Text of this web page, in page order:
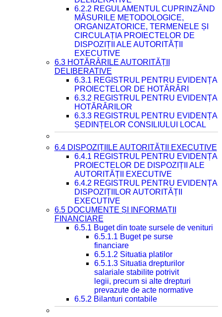
6.2.2 REGULAMENTUL CUPRINZÂND
MĂSURILE METODOLOGICE,
ORGANIZATORICE, TERMENELE ȘI
CIRCULAȚIA PROIECTELOR DE
DISPOZIȚII ALE AUTORITĂȚII
EXECUTIVE
6.3 HOTĂRÂRILE AUTORITĂȚII
DELIBERATIVE
6.3.1 REGISTRUL PENTRU EVIDENȚA
PROIECTELOR DE HOTĂRÂRI
6.3.2 REGISTRUL PENTRU EVIDENȚA
HOTĂRÂRILOR
6.3.3 REGISTRUL PENTRU EVIDENȚA
ȘEDINȚELOR CONSILIULUI LOCAL
6.4 DISPOZIȚIILE AUTORITĂȚII EXECUTIVE
6.4.1 REGISTRUL PENTRU EVIDENȚA
PROIECTELOR DE DISPOZIȚII ALE
AUTORITĂȚII EXECUTIVE
6.4.2 REGISTRUL PENTRU EVIDENȚA
DISPOZIȚIILOR AUTORITĂȚII
EXECUTIVE
6.5 DOCUMENTE ȘI INFORMAȚII
FINANCIARE
6.5.1 Buget din toate sursele de venituri
6.5.1.1 Buget pe surse
financiare
6.5.1.2 Situatia platilor
6.5.1.3 Situatia drepturilor
salariale stabilite potrivit
legii, precum si alte drepturi
prevazute de acte normative
6.5.2 Bilanturi contabile